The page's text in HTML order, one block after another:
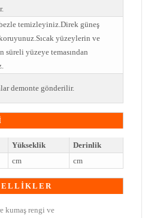
temizleyiniz.Direk güneş
koruyunuz.Sıcak yüzeylerin ve
süreli yüzeye temasından
demonte gönderilir.
Yükseklik
Derinlik
cm cm
kumaş rengi ve